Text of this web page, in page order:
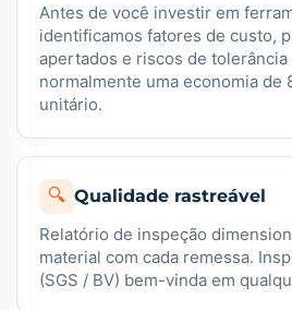
Antes de você investir em
identificamos fatores de custo,
apertados e riscos de
normalmente uma economia de
unitário.
🔍 Qualidade rastreável
Relatório de inspeção
material com cada remessa.
(SGS / BV) bem-vinda em